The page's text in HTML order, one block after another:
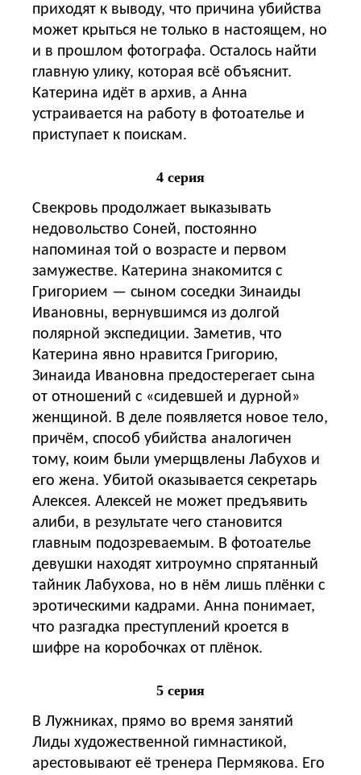
приходят к выводу, что причина убийства
может крыться не только в настоящем, но
и в прошлом фотографа. Осталось найти
главную улику, которая всё объяснит.
Катерина идёт в архив, а Анна
устраивается на работу в фотоателье и
приступает к поискам.
4 серия
Свекровь продолжает выказывать
недовольство Соней, постоянно
напоминая той о возрасте и первом
замужестве. Катерина знакомится с
Григорием — сыном соседки Зинаиды
Ивановны, вернувшимся из долгой
полярной экспедиции. Заметив, что
Катерина явно нравится Григорию,
Зинаида Ивановна предостерегает сына
от отношений с «сидевшей и дурной»
женщиной. В деле появляется новое тело,
причём, способ убийства аналогичен
тому, коим были умерщвлены Лабухов и
его жена. Убитой оказывается секретарь
Алексея. Алексей не может предъявить
алиби, в результате чего становится
главным подозреваемым. В фотоателье
девушки находят хитроумно спрятанный
тайник Лабухова, но в нём лишь плёнки с
эротическими кадрами. Анна понимает,
что разгадка преступлений кроется в
шифре на коробочках от плёнок.
5 серия
В Лужниках, прямо во время занятий
Лиды художественной гимнастикой,
арестовывают её тренера Пермякова. Его